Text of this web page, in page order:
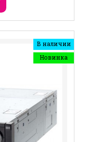
В наличии
Новинка